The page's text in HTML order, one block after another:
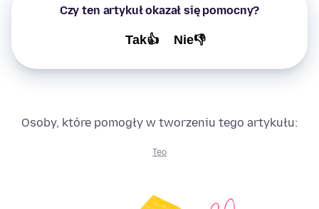
Czy ten artykuł okazał się pomocny?
Tak👍 Nie👎
Osoby, które pomogły w tworzeniu tego artykułu:
Teo